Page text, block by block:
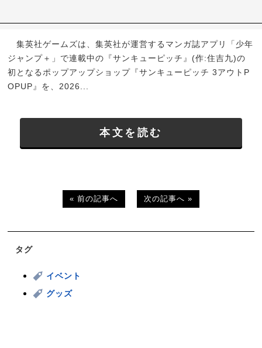
集英社ゲームズは、集英社が運営するマンガ誌アプリ「少年
ジャンプ＋」で連載中の『サンキューピッチ』(作:住吉九)の
初となるポップアップショップ『サンキューピッチ 3アウトP
OPUP』を、2026...
本文を読む
« 前の記事へ 次の記事へ »
タグ
イベント
グッズ